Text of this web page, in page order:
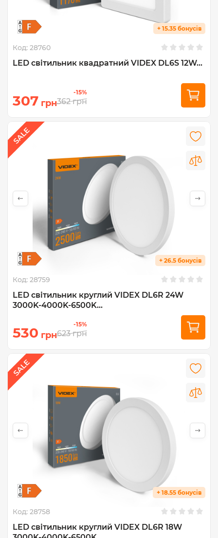
+ 15.35 бонусів
Код: 28760
LED світильник квадратний VIDEX DL6S 12W...
307 грн
-15%
362 грн
+ 26.5 бонусів
Код: 28759
LED світильник круглий VIDEX DL6R 24W
3000K-4000K-6500K...
530 грн
-15%
623 грн
+ 18.55 бонусів
Код: 28758
LED світильник круглий VIDEX DL6R 18W